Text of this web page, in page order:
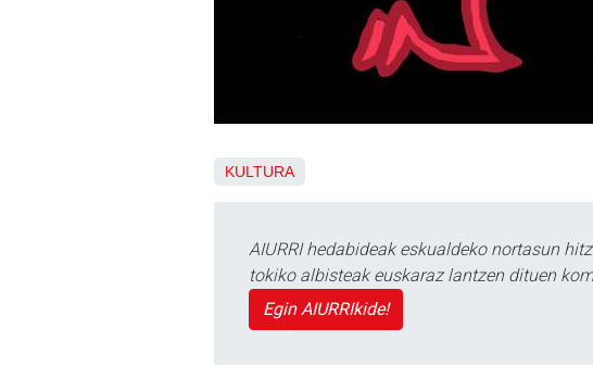
KULTURA
AIURRI hedabideak eskualdeko nortasun
tokiko albisteak euskaraz lantzen dituen
Egin AIURRIkide!